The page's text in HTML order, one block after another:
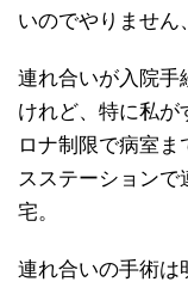
いのでやりません
連れ合いが入院手
けれど、特に私が
ロナ制限で病室
スステーションで
宅。
連れ合いの手術は